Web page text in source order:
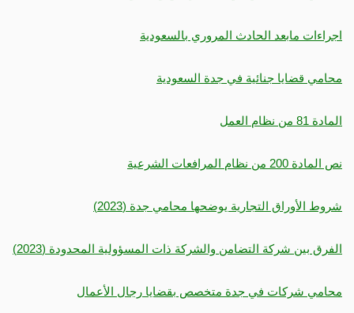
اجراءات مابعد الحادث المروري بالسعودية
محامي قضايا جنائية في جدة السعودية
المادة 81 من نظام العمل
نص المادة 200 من نظام المرافعات الشرعية
شروط الأوراق التجارية يوضحها محامي جدة (2023)
الفرق بين شركة التضامن والشركة ذات المسؤولية المحدودة (2023)
محامي شركات في جدة متخصص بقضايا رجال الأعمال